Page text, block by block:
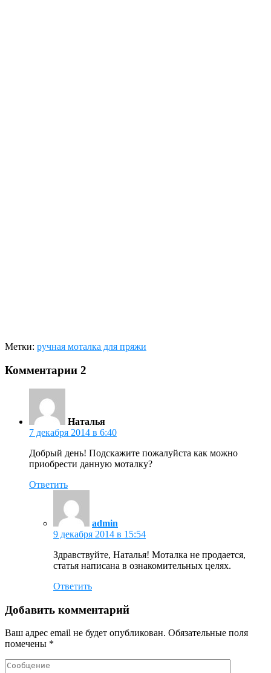
Метки: ручная моталка для пряжи
Комментарии 2
Наталья
7 декабря 2014 в 6:40
Добрый день! Подскажите пожалуйста как можно
приобрести данную моталку?
Ответить
admin
9 декабря 2014 в 15:54
Здравствуйте, Наталья! Моталка не продается,
статья написана в ознакомительных целях.
Ответить
Добавить комментарий
Ваш адрес email не будет опубликован. Обязательные поля
помечены *